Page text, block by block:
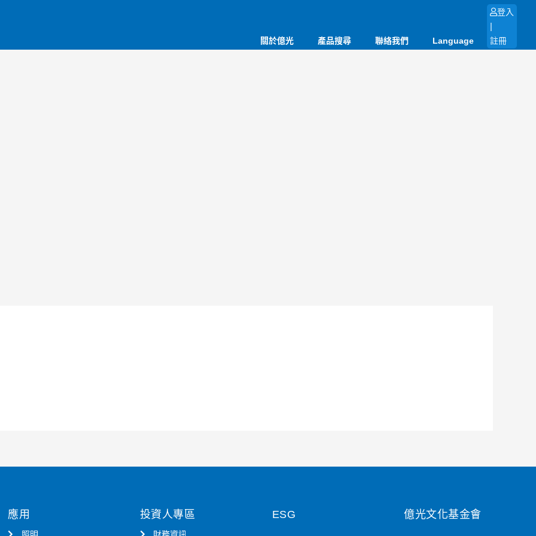
關於億光 產品搜尋 聯絡我們 Language
登入
|
註冊
應用 投資人專區 ESG 億光文化基金會